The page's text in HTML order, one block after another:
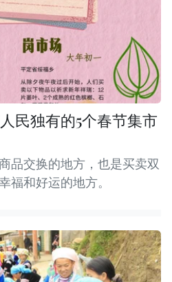
民独有的5个春节集市
品交换的地方，也是买卖双
福和好运的地方。